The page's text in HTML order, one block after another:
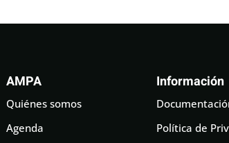
AMPA
Quiénes somos
Agenda
Información
Política de